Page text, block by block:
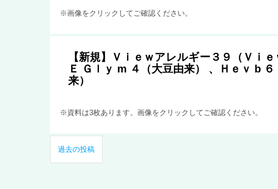
※画像をクリックしてご確認ください。
【新規】Ｖｉｅｗアレルギー３９（Ｖｉ
Ｅ Ｇｌｙ m ４（大豆由来） 、Ｈｅｖ b
来）
※資料は3枚あります。画像をクリックしてご確認ください。
投
稿
過去の投稿